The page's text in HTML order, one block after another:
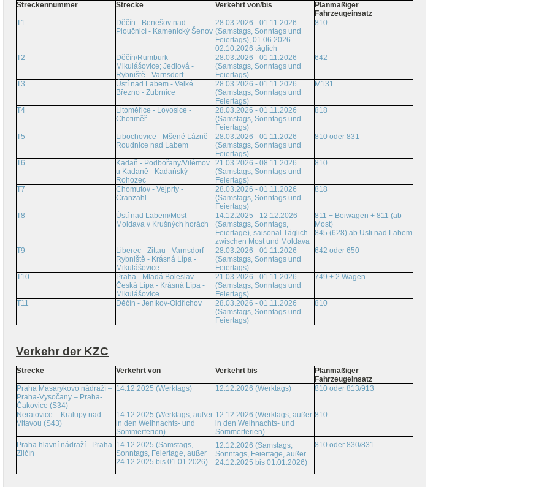
Streckennummer Strecke Verkehrt von/bis
Planmäßiger
Fahrzeugeinsatz
T1
Děčín - Benešov nad
Ploučnicí - Kamenický Šenov
28.03.2026 - 01.11.2026
(Samstags, Sonntags und
Feiertags), 01.06.2026 -
02.10.2026 täglich
810
T2
Děčín/Rumburk -
Mikulášovice; Jedlová -
Rybniště - Varnsdorf
28.03.2026 - 01.11.2026
(Samstags, Sonntags und
Feiertags)
642
T3
Ústí nad Labem - Velké
Březno - Zubrnice
28.03.2026 - 01.11.2026
(Samstags, Sonntags und
Feiertags)
M131
T4
Litoměřice - Lovosice -
Chotiměř
28.03.2026 - 01.11.2026
(Samstags, Sonntags und
Feiertags)
818
T5
Libochovice - Mšené Lázně -
Roudnice nad Labem
28.03.2026 - 01.11.2026
(Samstags, Sonntags und
Feiertags)
810 oder 831
T6
Kadaň - Podbořany/Vilémov
u Kadaně - Kadaňský
Rohozec
21.03.2026 - 08.11.2026
(Samstags, Sonntags und
Feiertags)
810
T7
Chomutov - Vejprty -
Cranzahl
28.03.2026 - 01.11.2026
(Samstags, Sonntags und
Feiertags)
818
T8
Ústí nad Labem/Most-
Moldava v Krušných horách
14.12.2025 - 12.12.2026
(Samstags, Sonntags,
Feiertage), saisonal Täglich
zwischen Most und Moldava
811 + Beiwagen + 811 (ab
Most)
845 (628) ab Usti nad Labem
T9
Liberec - Zittau - Varnsdorf -
Rybniště - Krásná Lípa -
Mikulášovice
28.03.2026 - 01.11.2026
(Samstags, Sonntags und
Feiertags)
642 oder 650
T10
Praha - Mladá Boleslav -
Česká Lípa - Krásná Lípa -
Mikulášovice
21.03.2026 - 01.11.2026
(Samstags, Sonntags und
Feiertags)
749 + 2 Wagen
T11 Děčín - Jeníkov-Oldřichov
28.03.2026 - 01.11.2026
(Samstags, Sonntags und
Feiertags)
810
Verkehr der KZC
Strecke Verkehrt von Verkehrt bis
Planmäßiger
Fahrzeugeinsatz
Praha Masarykovo nádraží –
Praha-Vysočany – Praha-
Čakovice (S34)
14.12.2025 (Werktags) 12.12.2026 (Werktags) 810 oder 813/913
Neratovice – Kralupy nad
Vltavou (S43)
14.12.2025 (Werktags, außer
in den Weihnachts- und
Sommerferien)
12.12.2026 (Werktags, außer
in den Weihnachts- und
Sommerferien)
810
Praha hlavní nádraží - Praha-
Zličín
14.12.2025 (Samstags,
Sonntags, Feiertage, außer
24.12.2025 bis 01.01.2026)
12.12.2026 (Samstags,
Sonntags, Feiertage, außer
24.12.2025 bis 01.01.2026)
810 oder 830/831